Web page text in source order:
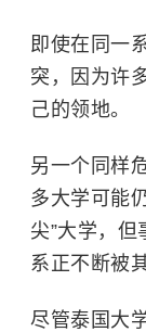
即使在同一
突，因为许
己的领地。
另一个同样
多大学可能
尖”大学，
系正不断被
尽管泰国大